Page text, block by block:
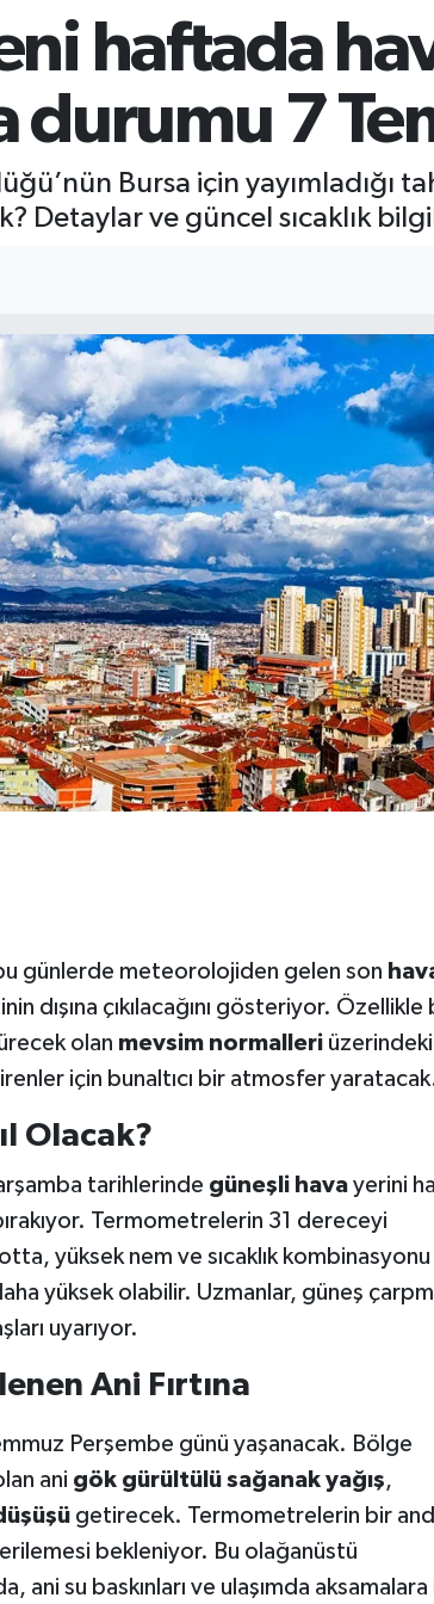
haftada
durumu 7
Bursa için yayımladığı
Detaylar ve güncel sıcaklık
bu günlerde meteorolojiden gelen son
dışına çıkılacağını gösteriyor. Özellikle
olan mevsim normalleriüzerindeki
için bunaltıcı bir atmosfer
Olacak?
tarihlerinde güneşli havayerini
Termometrelerin 31 dereceyi
yüksek nem ve sıcaklık kombinasyonu
yüksek olabilir. Uzmanlar, güneş
uyarıyor.
Ani Fırtına
Perşembe günü yaşanacak. Bölge
ani gök gürültülü sağanak yağış,
getirecek. Termometrelerin bir
bekleniyor. Bu olağanüstü
ani su baskınları ve ulaşımda aksamalara